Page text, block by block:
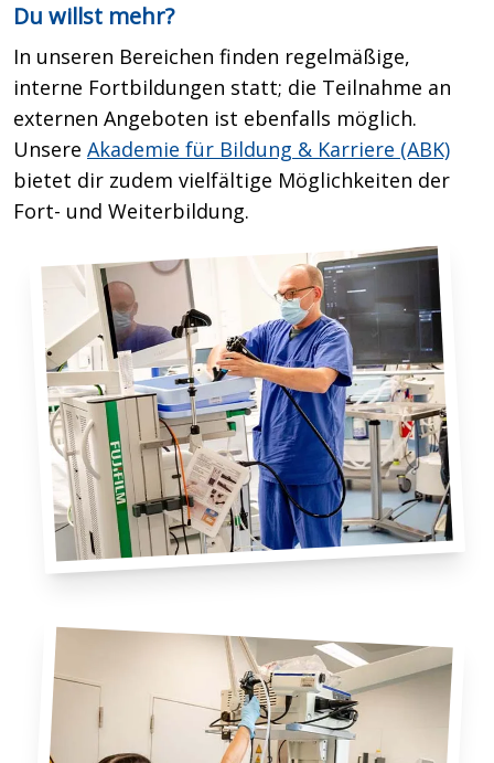
Du willst mehr?
In unseren Bereichen finden regelmäßige,
interne Fortbildungen statt; die Teilnahme an
externen Angeboten ist ebenfalls möglich.
Unsere Akademie für Bildung & Karriere (ABK)
bietet dir zudem vielfältige Möglichkeiten der
Fort- und Weiterbildung.